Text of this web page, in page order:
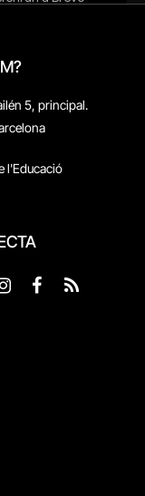
5, principal.
l'Educació
Instagram
Facebook
RSS